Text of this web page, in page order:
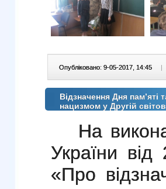
Опубліковано: 9-05-2017, 14:45
Відзначення Дня пам’яті
нацизмом у Другій
На
України
«Про